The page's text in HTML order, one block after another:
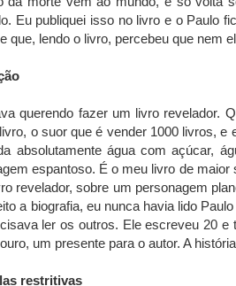
Eu publiquei isso no livro e o Paulo
que, lendo o livro, percebeu que nem
querendo fazer um livro revelador.
o suor que é vender 1000 livros, e
absolutamente água com açúcar,
espantoso. É o meu livro de
revelador, sobre um personagem
a biografia, eu nunca havia lido
ler os outros. Ele escreveu 20
um presente para o autor. A
restritivas